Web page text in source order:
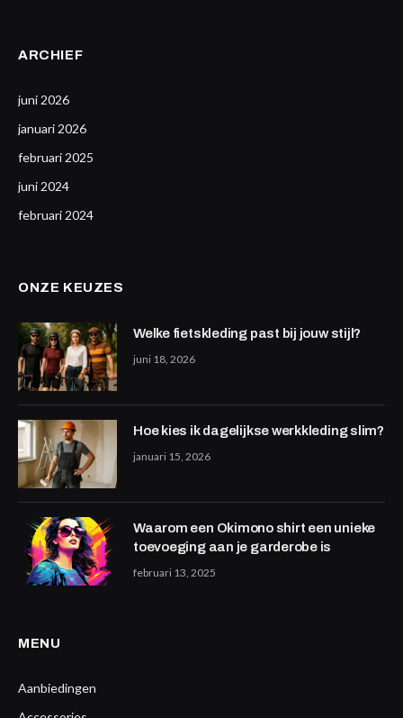
ARCHIEF
juni 2026
januari 2026
februari 2025
juni 2024
februari 2024
ONZE KEUZES
Welke fietskleding past bij jouw stijl?
juni 18, 2026
Hoe kies ik dagelijkse werkkleding slim?
januari 15, 2026
Waarom een Okimono shirt een unieke
toevoeging aan je garderobe is
februari 13, 2025
MENU
Aanbiedingen